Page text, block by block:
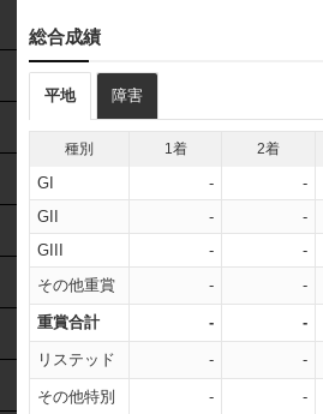
総合成績
平地 障害
種別 1着 2着
GI - -
GII
- -
GIII
- -
その他重賞
- -
重賞合計 - -
リステッド - -
その他特別 - -